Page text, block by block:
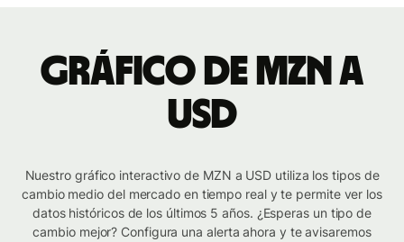
Gráfico de MZN a
USD
Nuestro gráfico interactivo de MZN a USD utiliza los tipos de
cambio medio del mercado en tiempo real y te permite ver los
datos históricos de los últimos 5 años. ¿Esperas un tipo de
cambio mejor? Configura una alerta ahora y te avisaremos